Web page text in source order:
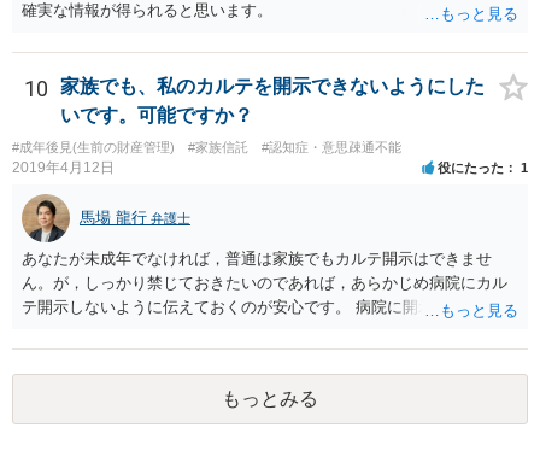
確実な情報が得られると思います。
10
家族でも、私のカルテを開示できないようにした
いです。可能ですか？
#成年後見(生前の財産管理) #家族信託 #認知症・意思疎通不能
2019年4月12日 役にたった 1
馬場 龍行 弁護士
あなたが未成年でなければ，普通は家族でもカルテ開示はできませ
ん。が，しっかり禁じておきたいのであれば，あらかじめ病院にカル
テ開示しないように伝えておくのが安心です。 病院に開示しないよう
可能性は低いのでコストパフォーマンスとしてはどうかなという感じ
がします。
もっとみる